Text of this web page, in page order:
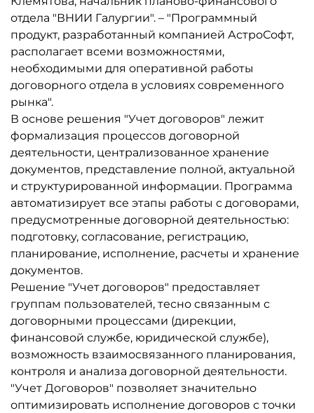
отдела "ВНИИ Галургии". – "Программный
продукт, разработанный компанией АстроСофт,
располагает всеми возможностями,
необходимыми для оперативной работы
договорного отдела в условиях современного
рынка".
В основе решения "Учет договоров" лежит
формализация процессов договорной
деятельности, централизованное хранение
документов, представление полной, актуальной
и структурированной информации. Программа
автоматизирует все этапы работы с договорами,
предусмотренные договорной деятельностью:
подготовку, согласование, регистрацию,
планирование, исполнение, расчеты и хранение
документов.
Решение "Учет договоров" предоставляет
группам пользователей, тесно связанным с
договорными процессами (дирекции,
финансовой службе, юридической службе),
возможность взаимосвязанного планирования,
контроля и анализа договорной деятельности.
"Учет Договоров" позволяет значительно
оптимизировать исполнение договоров с точки